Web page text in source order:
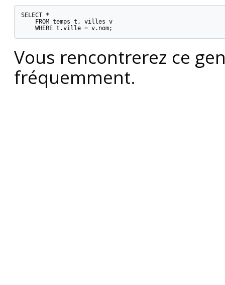
SELECT *
    FROM temps t, villes v
    WHERE t.ville = v.nom;
Vous rencontrerez ce
fréquemment.